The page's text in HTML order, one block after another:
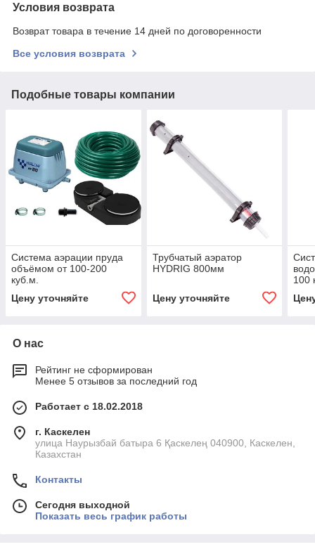
Условия возврата
Возврат товара в течение 14 дней по договоренности
Все условия возврата
Подобные товары компании
Система аэрации пруда
объёмом от 100-200
куб.м.
Цену уточняйте
Трубчатый аэратор
HYDRIG 800мм
Цену уточняйте
100
О нас
Рейтинг не сформирован
Менее 5 отзывов за последний год
Работает с 18.02.2018
г. Каскелен
улица Наурызбай батыра 6 Қаскелең 040900, Каскелен,
Казахстан
Контакты
Сегодня выходной
Показать весь график работы